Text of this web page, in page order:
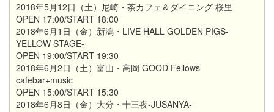
2018年5月12日（土）尼崎・茶カフェ＆ダイニング 桜里
OPEN 17:00/START 18:00
2018年6月1日（金）新潟・LIVE HALL GOLDEN PIGS-
YELLOW STAGE-
OPEN 19:00/START 19:30
2018年6月2日（土）富山・高岡 GOOD Fellows
cafebar+music
OPEN 15:00/START 15:30
2018年6月8日（金）大分・十三夜-JUSANYA-